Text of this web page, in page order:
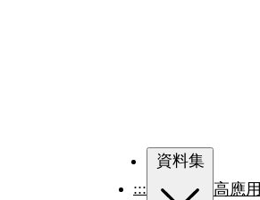
:::
資料集
高應